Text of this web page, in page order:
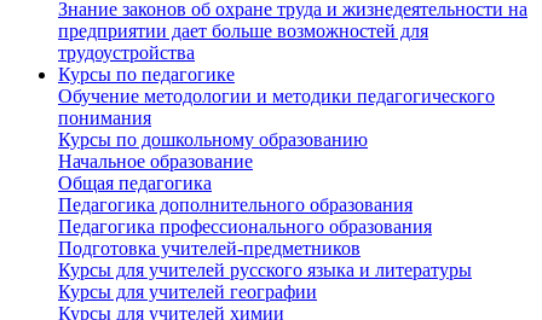
Знание законов об охране труда и жизнедеятельности на
предприятии дает больше возможностей для
трудоустройства
Курсы по педагогике
Обучение методологии и методики педагогического
понимания
Курсы по дошкольному образованию
Начальное образование
Общая педагогика
Педагогика дополнительного образования
Педагогика профессионального образования
Подготовка учителей-предметников
Курсы для учителей русского языка и литературы
Курсы для учителей географии
Курсы для учителей химии